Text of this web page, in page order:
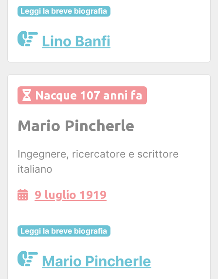
Leggi la breve biografia
Lino Banfi
Nacque 107 anni fa
Mario Pincherle
Ingegnere, ricercatore e scrittore
italiano
9 luglio 1919
Leggi la breve biografia
Mario Pincherle